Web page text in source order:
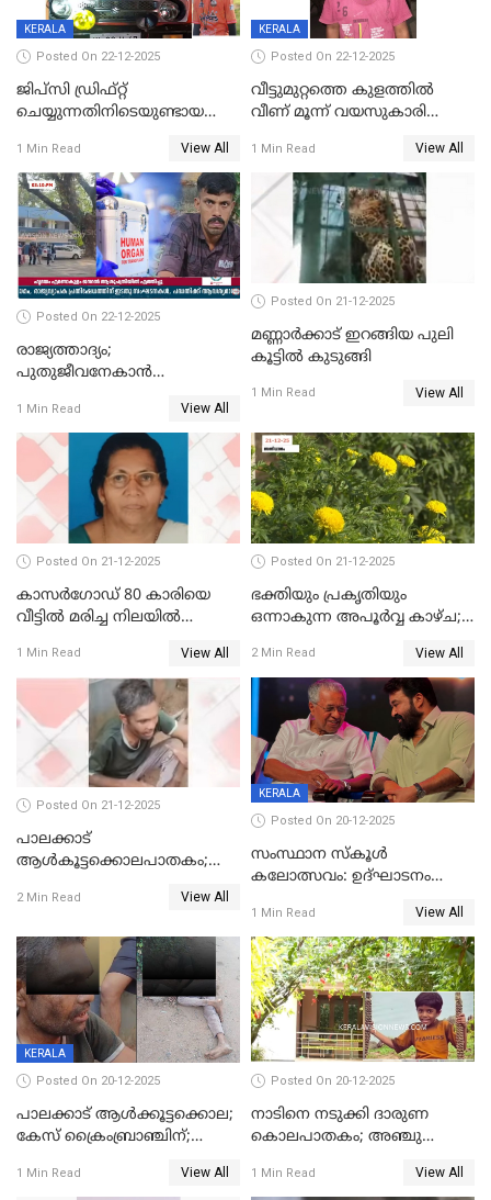
KERALA
Posted On 22-12-2025
ജിപ്സി ഡ്രിഫ്റ്റ്
ചെയ്യുന്നതിനിടെയുണ്ടായ
ദാരുണാന്ത്യം; ജീപ്സി
ഓടിച്ചയാൾ അറസ്റ്റിൽ.
1 Min Read View All
KERALA
Posted On 22-12-2025
വീട്ടുമുറ്റത്തെ കുളത്തിൽ
വീണ് മൂന്ന് വയസുകാരി
1 Min Read View All
Posted On 22-12-2025
രാജ്യത്താദ്യം;
പുതുജീവനേകാൻ
എറണാകുളം സർക്കാർ
ജനറൽ
ആശുപത്രിയിലെത്തിച്ചു
1 Min Read View All
Posted On 21-12-2025
മണ്ണാർക്കാട് ഇറങ്ങിയ പുലി
കൂട്ടിൽ കുടുങ്ങി
1 Min Read View All
Posted On 21-12-2025
കാസർഗോഡ് 80 കാരിയെ
വീട്ടിൽ മരിച്ച നിലയിൽ
1 Min Read View All
Posted On 21-12-2025
ഭക്തിയും പ്രകൃതിയും
ഒന്നാകുന്ന അപൂര്‍വ്വ കാഴ്ച;
കാഴ്ചാനുഭവമൊരുക്കി
ശബരീ നന്ദനം
2 Min Read View All
Posted On 21-12-2025
പാലക്കാട്‌
ആൾകൂട്ടക്കൊലപാതകം;
ഊർജ്ജിതമാക്കിമാക്കി
2 Min Read View All
KERALA
Posted On 20-12-2025
സംസ്ഥാന സ്കൂൾ
കലോത്സവം: ഉദ്ഘാടനം
മുഖ്യാതിഥിയായി
മോഹൻലാൽ
1 Min Read View All
KERALA
Posted On 20-12-2025
പാലക്കാട് ആൾക്കൂട്ടക്കൊല;
കേസ് ക്രൈംബ്രാഞ്ചിന്;
അന്വേഷിക്കും
1 Min Read View All
Posted On 20-12-2025
നാടിനെ നടുക്കി ദാരുണ
കൊലപാതകം; അഞ്ചു
കഴുത്തുഞെരിച്ച് കൊന്നു
1 Min Read View All